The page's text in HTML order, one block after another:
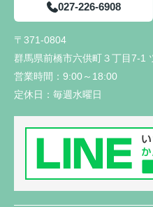
027-226-6908
〒371-0804
群馬県前橋市六供町３丁目7-1
営業時間： 9:00～18:00
定休日： 毎週水曜日